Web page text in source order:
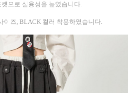
으로 실용성을 높였습니다.
이즈, BLACK 컬러 착용하였습니다.